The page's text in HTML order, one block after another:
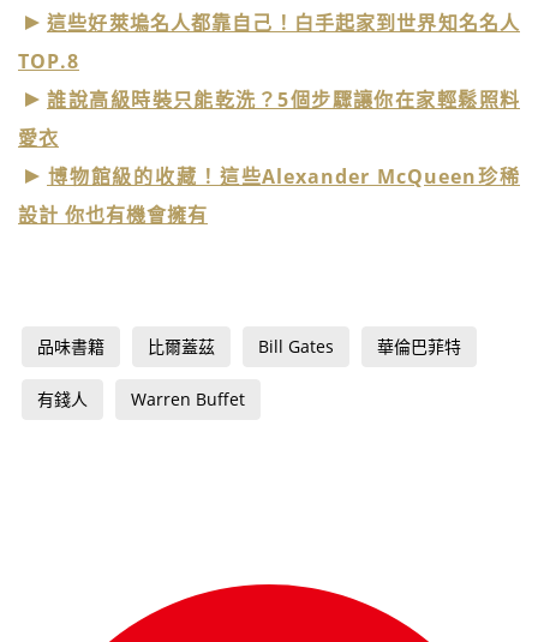
這些好萊塢名人都靠自己！白手起家到世界知名名人
TOP.8
誰說高級時裝只能乾洗？5個步驟讓你在家輕鬆照料
愛衣
博物館級的收藏！這些Alexander McQueen珍稀
設計 你也有機會擁有
品味書籍 比爾蓋茲 Bill Gates 華倫巴菲特
有錢人 Warren Buffet